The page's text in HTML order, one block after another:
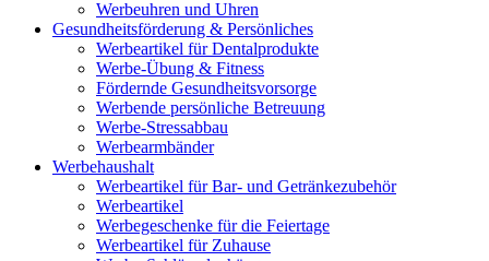
Werbeuhren und Uhren
Gesundheitsförderung & Persönliches
Werbeartikel für Dentalprodukte
Werbe-Übung & Fitness
Fördernde Gesundheitsvorsorge
Werbende persönliche Betreuung
Werbe-Stressabbau
Werbearmbänder
Werbehaushalt
Werbeartikel für Bar- und Getränkezubehör
Werbeartikel
Werbegeschenke für die Feiertage
Werbeartikel für Zuhause